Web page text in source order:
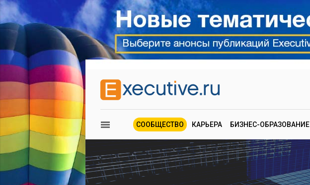
СООБЩЕСТВО КАРЬЕРА БИЗНЕС-ОБРАЗОВАНИЕ